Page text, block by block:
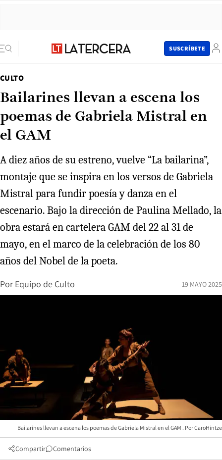
SUSCRÍBETE
CULTO
Bailarines llevan a escena los
poemas de Gabriela Mistral en
el GAM
A diez años de su estreno, vuelve “La bailarina”,
montaje que se inspira en los versos de Gabriela
Mistral para fundir poesía y danza en el
escenario. Bajo la dirección de Paulina Mellado, la
obra estará en cartelera GAM del 22 al 31 de
mayo, en el marco de la celebración de los 80
años del Nobel de la poeta.
Por Equipo de Culto 19 MAYO 2025
Bailarines llevan a escena los poemas de Gabriela Mistral en el GAM CaroHintze
Compartir Comentarios